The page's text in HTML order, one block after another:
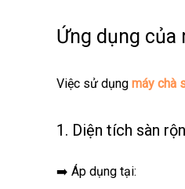
Ứng dụng của
Việc sử dụng máy chà
1. Diện tích sàn
➡️ Áp dụng tại: